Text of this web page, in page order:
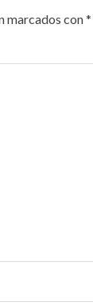
marcados con*